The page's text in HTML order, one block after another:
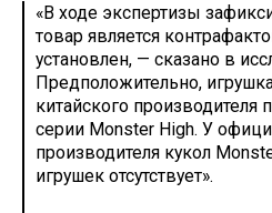
«В ходе экспертизы
товар является
установлен, — сказано в
Предположительно,
китайского производителя
серии Monster High. У
производителя кукол
игрушек отсутствует».